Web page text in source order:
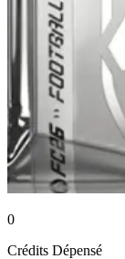
0
Crédits Dépensé